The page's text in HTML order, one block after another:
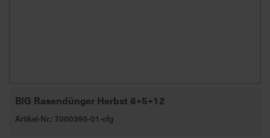
BIG Rasendünger Herbst 6+5+12
Artikel-Nr.: 7000395-01-cfg